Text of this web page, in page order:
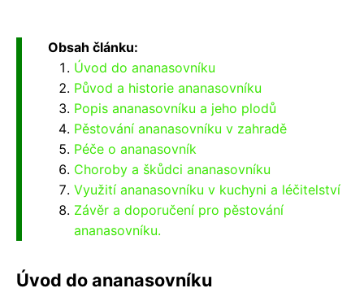
Obsah článku:
Úvod do ananasovníku
Původ a historie ananasovníku
Popis ananasovníku a jeho plodů
Pěstování ananasovníku v zahradě
Péče o ananasovník
Choroby a škůdci ananasovníku
Využití ananasovníku v kuchyni a léčitelství
Závěr a doporučení pro pěstování
ananasovníku.
Úvod do ananasovníku